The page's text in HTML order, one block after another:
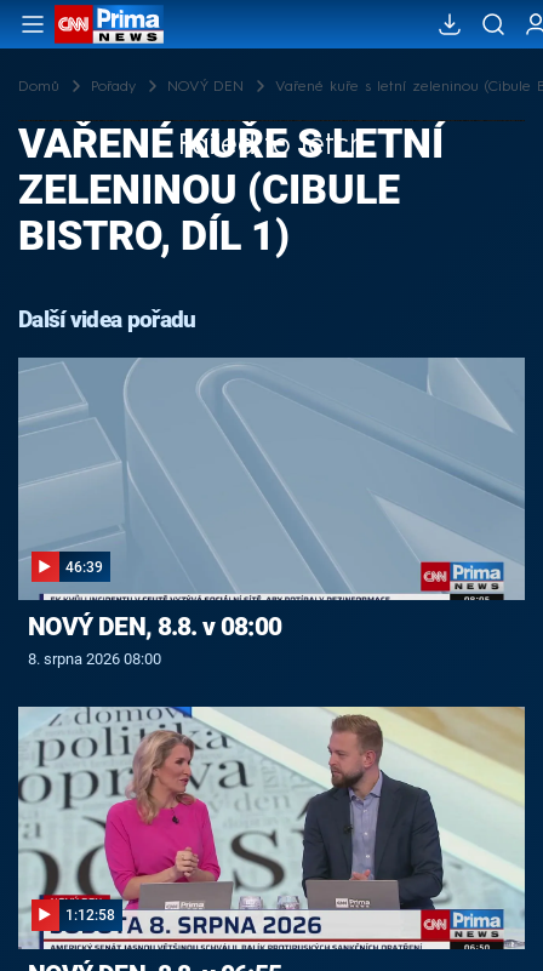
Domů Pořady NOVÝ DEN Vařené kuře s letní zeleninou (Cibule
Failed to fetch
VAŘENÉ KUŘE S LETNÍ
ZELENINOU (CIBULE
BISTRO, DÍL 1)
Další videa pořadu
46:39
NOVÝ DEN, 8.8. v 08:00
8. srpna 2026 08:00
1:12:58